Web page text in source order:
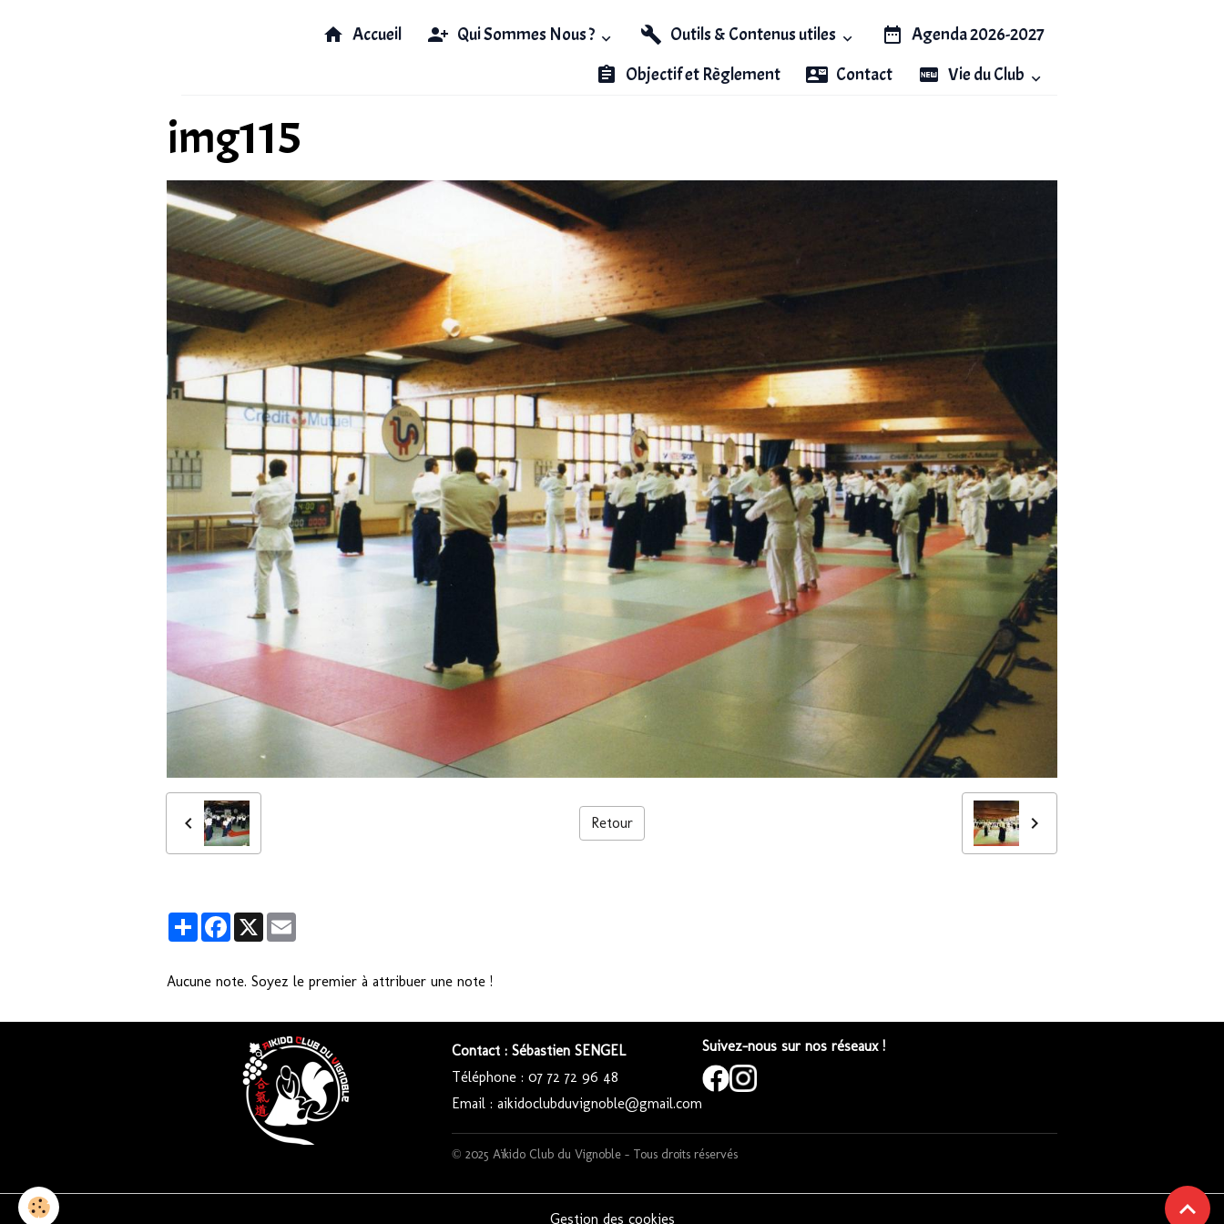
Accueil Qui Sommes Nous ? Outils & Contenus utiles
Agenda 2026-2027
Objectif et Règlement
Contact Vie du Club
img115
Retour
PartagerFacebook
X
Aucune note. Soyez le premier à attribuer une note !
Contact : Sébastien SENGEL
Téléphone : 07 72 72 96 48
Email : aikidoclubduvignoble@gmail.com
Suivez-nous sur nos réseaux !
© 2025 Aïkido Club du Vignoble – Tous droits réservés
Gestion des cookies